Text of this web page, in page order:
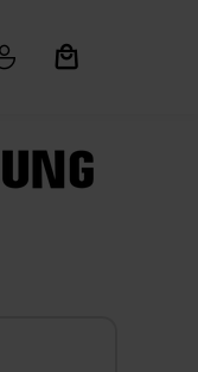
Winkelwagentje